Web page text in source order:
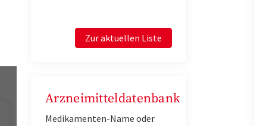
Zur aktuellen Liste
Arzneimitteldatenbank
Medikamenten-Name oder